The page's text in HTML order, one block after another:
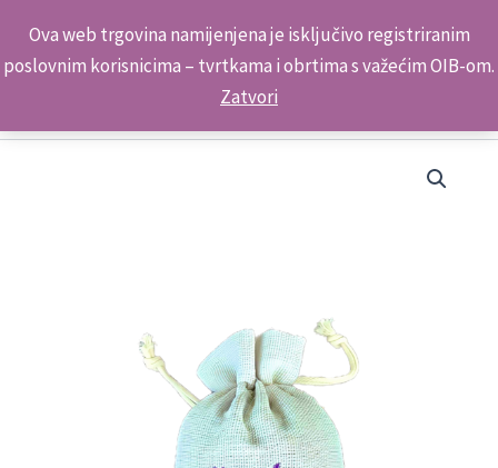
Ova web trgovina namijenjena je isključivo registriranim
poslovnim korisnicima – tvrtkama i obrtima s važećim OIB-om.
Zatvori
content
Kontakt telefon: +385 98 179 3891